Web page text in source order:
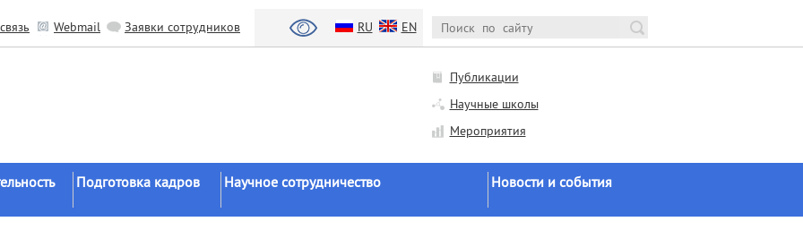
Webmail Заявки сотрудников RU EN
Публикации
Научные школы
Мероприятия
Подготовка кадров Научное сотрудничество Новости и события